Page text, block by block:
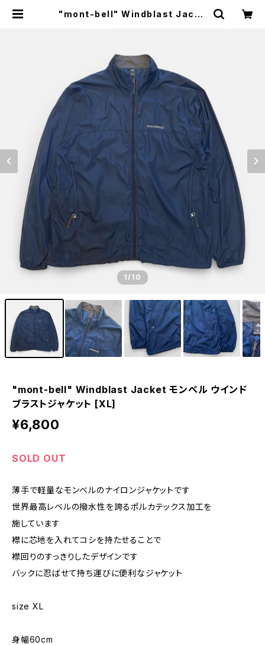
"mont-bell" Windblast Jacke
1/10
"mont-bell" Windblast Jacket モンベル ウインド
ブラストジャケット [XL]
¥6,800
SOLD OUT
薄手で軽量なモンベルのナイロンジャケットです
世界最高レベルの撥水性を誇るポルカテックス加工を
施しています
襟に芯地を入れてコシを持たせることで
襟回りのすっきりしたデザインです
バックに忍ばせて持ち運びに便利なジャケット
size XL
身幅60cm